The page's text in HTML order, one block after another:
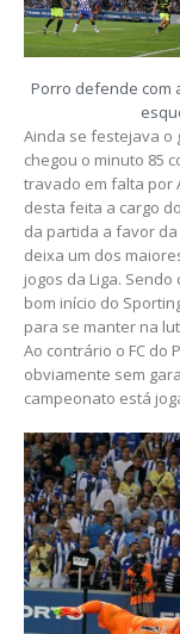
Porro defende com
Ainda se festejava o
chegou o minuto 85
travado em falta por
desta feita a cargo
da partida a favor
deixa um dos
jogos da Liga.
bom início do
para se manter na
Ao contrário o FC do
obviamente sem
campeonato está